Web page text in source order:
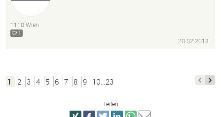
1110 Wien
1
20.02.2018
1 2 3 4 5 6 7 8 9 10…23
Teilen